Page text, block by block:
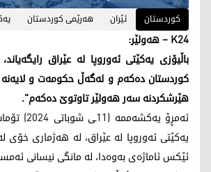
کوردستان
ئێران هەرێمی کوردستان
K24 – هەولێر:
باڵیۆزی یەکێتی ئەوروپا لە عێراق
کوردستان دەکەم و لەگەڵ حکومەت و
هێرشکردنە سەر هەولێر تاوتوێ دەکەم".
ئەمڕۆ
یەکێتی ئەوروپا لە عێراق، لە هەژماری خۆی
ئێکس ئاماژەی بەوەدا، لە مانگی نیسانی